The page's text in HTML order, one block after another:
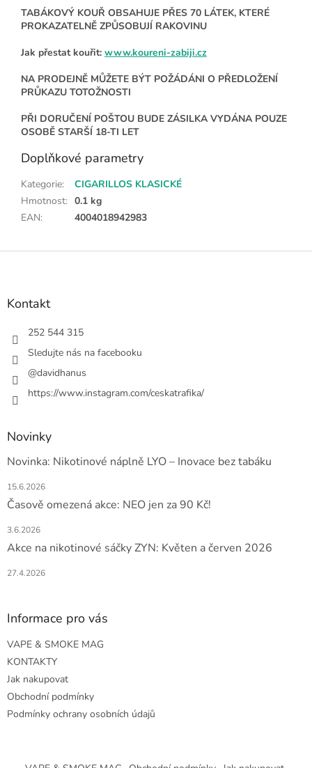
TABÁKOVÝ KOUŘ OBSAHUJE PŘES 70 LÁTEK, KTERÉ
PROKAZATELNĚ ZPŮSOBUJÍ RAKOVINU
Jak přestat kouřit: www.koureni-zabiji.cz
NA PRODEJNĚ MŮŽETE BÝT POŽÁDÁNI O PŘEDLOŽENÍ
PRŮKAZU TOTOŽNOSTI
PŘI DORUČENÍ POŠTOU BUDE ZÁSILKA VYDÁNA POUZE
OSOBĚ STARŠÍ 18-TI LET
Doplňkové parametry
Kategorie:
CIGARILLOS KLASICKÉ
Hmotnost: 0.1 kg
EAN: 4004018942983
Z
Kontakt
252 544 315
Sledujte nás na facebooku
@davidhanus
https://www.instagram.com/ceskatrafika/
Novinky
Novinka: Nikotinové náplně LYO – Inovace bez tabáku
15.6.2026
Časově omezená akce: NEO jen za 90 Kč!
3.6.2026
Akce na nikotinové sáčky ZYN: Květen a červen 2026
27.4.2026
Informace pro vás
VAPE & SMOKE MAG
KONTAKTY
Jak nakupovat
Obchodní podmínky
Podmínky ochrany osobních údajů